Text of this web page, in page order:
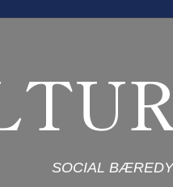
SOCIAL